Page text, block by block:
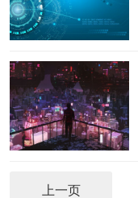
上一页